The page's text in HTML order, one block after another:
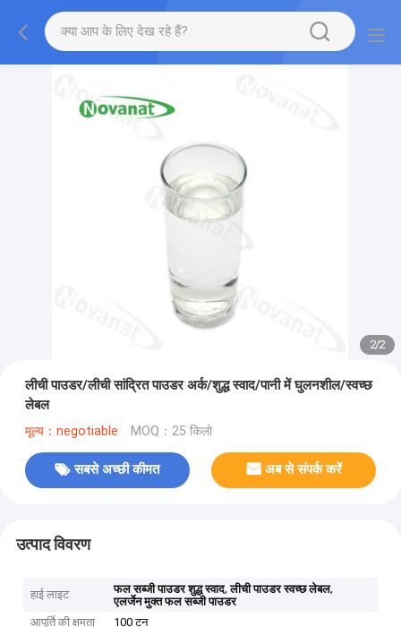
2/2
लीची पाउडर/लीची सांद्रित पाउडर अर्क/शुद्ध स्वाद/पानी में घुलनशील/स्वच्छ
लेबल
मूल्य：negotiable MOQ：25 किलो
सबसे अच्छी कीमत अब से संपर्क करें
उत्पाद विवरण
हाई लाइट फल सब्जी पाउडर शुद्ध स्वाद,लीची पाउडर स्वच्छ लेबल,
एलर्जेन मुक्त फल सब्जी पाउडर
आपूर्ति की क्षमता
100 टन